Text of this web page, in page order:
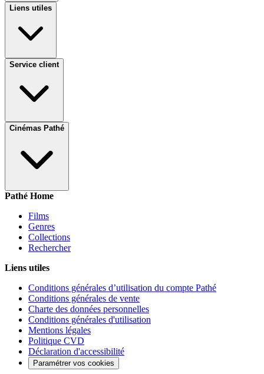
Liens utiles
Service client
Cinémas Pathé
Pathé Home
Films
Genres
Collections
Rechercher
Liens utiles
Conditions générales d’utilisation du compte Pathé
Conditions générales de vente
Charte des données personnelles
Conditions générales d'utilisation
Mentions légales
Politique CVD
Déclaration d'accessibilité
Paramétrer vos cookies